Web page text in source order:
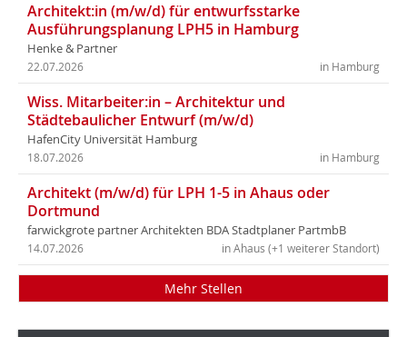
Architekt:in (m/w/d) für entwurfsstarke
Ausführungsplanung LPH5 in Hamburg
Henke & Partner
in Hamburg
22.07.2026
Wiss. Mitarbeiter:in – Architektur und
Städtebaulicher Entwurf (m/w/d)
HafenCity Universität Hamburg
in Hamburg
18.07.2026
Architekt (m/w/d) für LPH 1-5 in Ahaus oder
Dortmund
farwickgrote partner Architekten BDA Stadtplaner PartmbB
in Ahaus (+1 weiterer Standort)
14.07.2026
Mehr Stellen